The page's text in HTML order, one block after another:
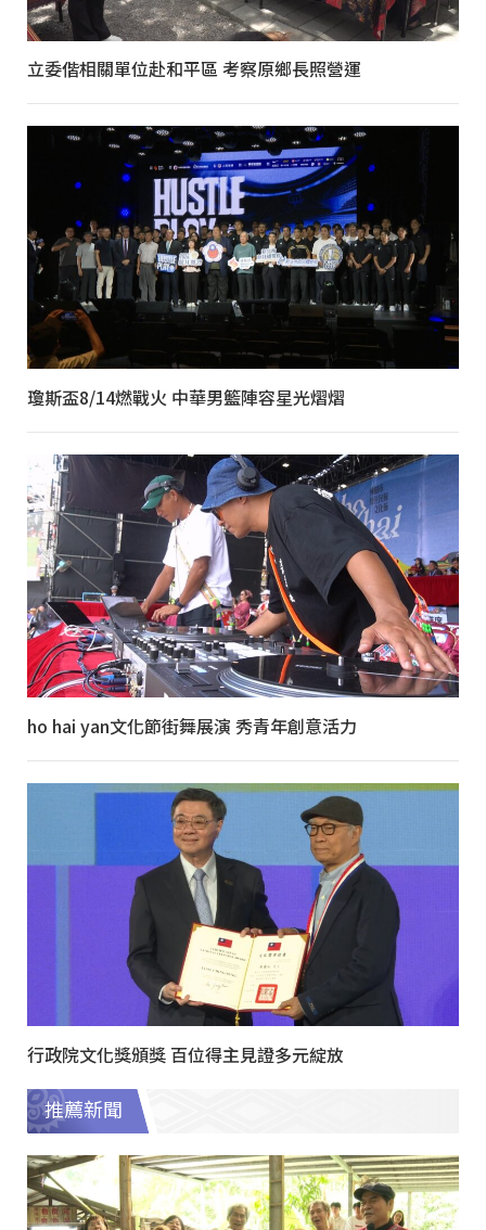
立委偕相關單位赴和平區 考察原鄉長照營運
瓊斯盃8/14燃戰火 中華男籃陣容星光熠熠
ho hai yan文化節街舞展演 秀青年創意活力
行政院文化獎頒獎 百位得主見證多元綻放
推薦新聞